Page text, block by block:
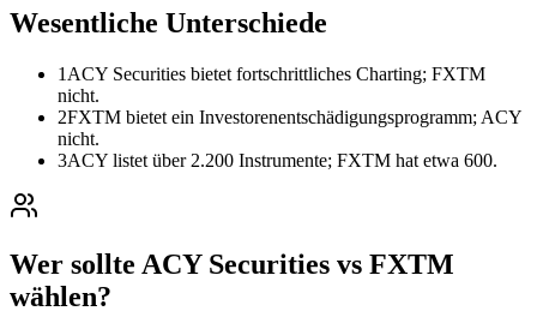
Wesentliche Unterschiede
1 ACY Securities bietet fortschrittliches Charting; FXTM
nicht.
2FXTM bietet ein Investorenentschädigungsprogramm; ACY
nicht.
3ACY listet über 2.200 Instrumente; FXTM hat etwa 600.
Wer sollte ACY Securities vs FXTM
wählen?